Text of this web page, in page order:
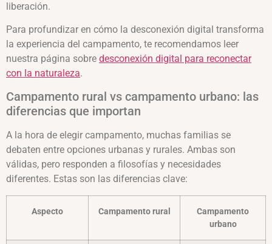
liberación.
Para profundizar en cómo la desconexión digital transforma
la experiencia del campamento, te recomendamos leer
nuestra página sobre desconexión digital para reconectar
con la naturaleza.
Campamento rural vs campamento urbano: las
diferencias que importan
A la hora de elegir campamento, muchas familias se
debaten entre opciones urbanas y rurales. Ambas son
válidas, pero responden a filosofías y necesidades
diferentes. Estas son las diferencias clave:
Aspecto Campamento rural
Campamento
urbano